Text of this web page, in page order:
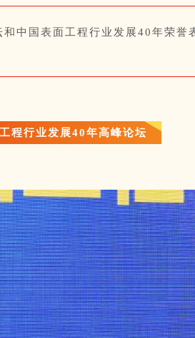
中国表面工程行业发展40年荣誉
程行业发展40年高峰论坛